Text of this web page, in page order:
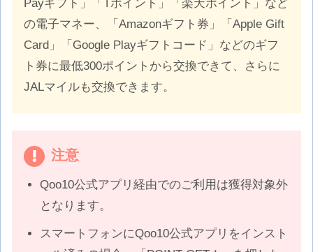
Payギフト」「Tポイント」「楽天ポイント」など
の電子マネー、「Amazonギフト券」「Apple Gift
Card」「Google Playギフトコード」などのギフ
ト券に最低300ポイントから交換できて、さらに
JALマイルも交換できます。
注意
Qoo10公式アプリ経由でのご利用は獲得対象外
となります。
スマートフォンにQoo10公式アプリをインスト